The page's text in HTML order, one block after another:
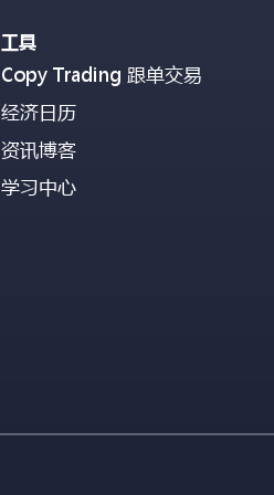
工具
Copy Trading 跟单交易
经济日历
资讯博客
学习中心